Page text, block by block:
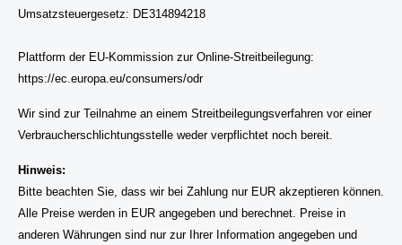
Umsatzsteuergesetz: DE314894218
Plattform der EU-Kommission zur Online-Streitbeilegung:
https://ec.europa.eu/consumers/odr
Wir sind zur Teilnahme an einem Streitbeilegungsverfahren vor einer
Verbraucherschlichtungsstelle weder verpflichtet noch bereit.
Hinweis:
Bitte beachten Sie, dass wir bei Zahlung nur EUR akzeptieren können.
Alle Preise werden in EUR angegeben und berechnet. Preise in
anderen Währungen sind nur zur Ihrer Information angegeben und